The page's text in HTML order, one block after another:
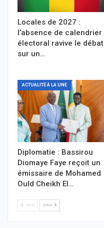
Locales de 2027 :
l’absence de calendrier
électoral ravive le débat
sur un…
ACTUALITÉ À LA UNE
Diplomatie : Bassirou
Diomaye Faye reçoit un
émissaire de Mohamed
Ould Cheikh El…
<<< >>>